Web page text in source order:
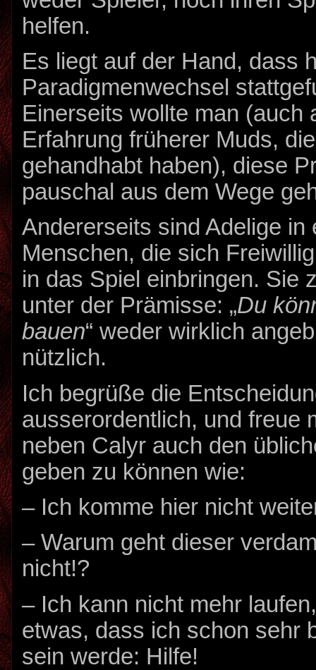
helfen.
Es liegt auf der Hand, dass
Paradigmenwechsel
Einerseits wollte man (auch
Erfahrung früherer Muds,
gehandhabt haben), diese
pauschal aus dem Wege
Andererseits sind Adelige in
Menschen, die sich
in das Spiel einbringen. Sie
unter der Prämisse: „Du
bauen“ weder wirklich
nützlich.
Ich begrüße die
ausserordentlich, und freue
neben Calyr auch den
geben zu können wie:
– Ich komme hier nicht
– Warum geht dieser
nicht!?
– Ich kann nicht mehr
etwas, dass ich schon sehr
sein werde: Hilfe!